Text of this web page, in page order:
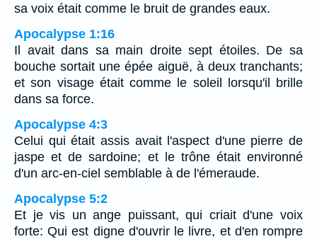
sa voix était comme le bruit de grandes eaux.
Apocalypse 1:16
Il avait dans sa main droite sept étoiles. De sa
bouche sortait une épée aiguë, à deux tranchants;
et son visage était comme le soleil lorsqu'il brille
dans sa force.
Apocalypse 4:3
Celui qui était assis avait l'aspect d'une pierre de
jaspe et de sardoine; et le trône était environné
d'un arc-en-ciel semblable à de l'émeraude.
Apocalypse 5:2
Et je vis un ange puissant, qui criait d'une voix
forte: Qui est digne d'ouvrir le livre, et d'en rompre